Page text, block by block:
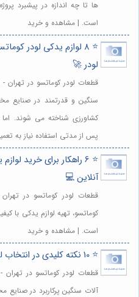
ها تا چه اندازه در پیشبرد
است. | مشاهده و خرید
⭐️ 8 لوازم یدکی لودر
لودر 🚀
قطعات لودر کوماتسو در تهران
سنگین و قدرتمند در صنایع
کشاورزی شناخته می شوند.
پس از مدتی استفاده نیاز به
⭐️ 6 راهکار برای خرید
آنلاین 💻
قطعات لودر کوماتسو در
کوماتسو، تهیه لوازم یدکی
است. | مشاهده و خرید
⭐️ 10 نکته کلیدی در انتخاب لوازم یدکی لودر کوماتسو 🔧
قطعات لودر کوماتسو در تهران
آلات سنگین پرکاربرد در